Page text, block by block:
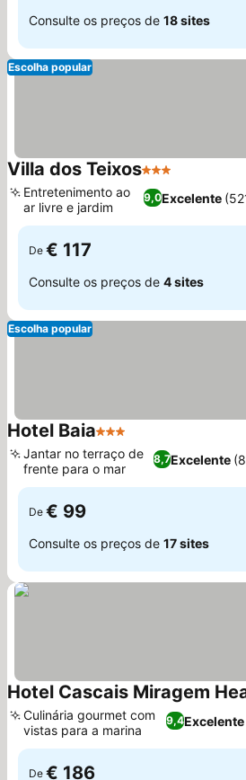
Consulte os preços de 18 sites
Escolha popular
Villa dos Teixos3 Estrelas
9,0Excelente
Entretenimento ao
ar livre e jardim
De € 117
Consulte os preços de 4 sites
Escolha popular
Hotel Baia3 Estrelas
8,7Excelente
Jantar no terraço de
frente para o mar
De € 99
Consulte os preços de 17 sites
Hotel Cascais Miragem
9,4Excelente
Culinária gourmet com
vistas para a marina
De € 186